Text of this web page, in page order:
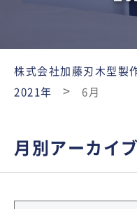
株式会社加藤刃木型製
2021年 > 6月
月別アーカイ